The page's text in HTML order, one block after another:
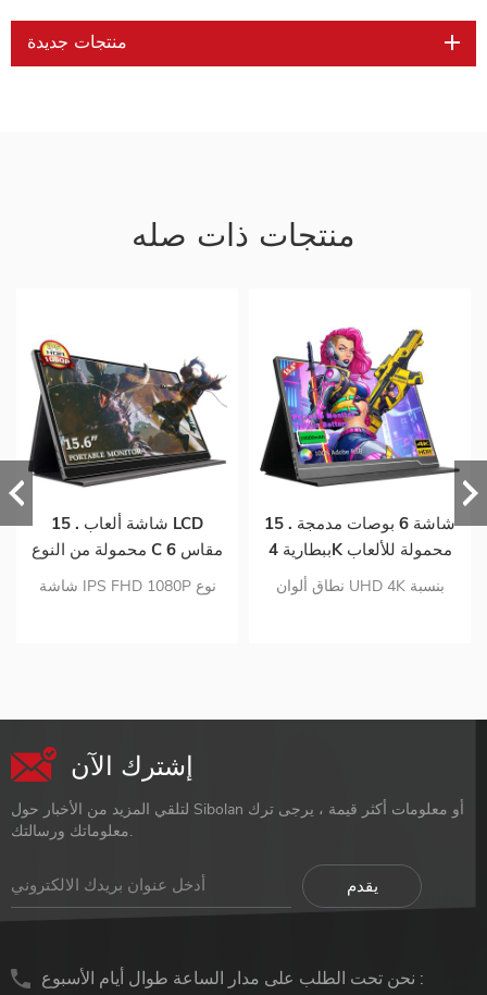
منتجات جديدة
منتجات ذات صله
15 . شاشة ألعاب LCD
محمولة من النوع C مقاس 6
بوصات
شاشة IPS FHD 1080P نوع
الاستخدامات
15 . شاشة 6 بوصات مدمجة
ببطارية 4K محمولة للألعاب
نطاق ألوان UHD 4K بنسبة
غطاء واقي شاشة ذكي
إشترك الآن
لتلقي المزيد من الأخبار حول Sibolan أو معلومات أكثر قيمة ، يرجى ترك
معلوماتك ورسالتك.
نحن تحت الطلب على مدار الساعة طوال أيام الأسبوع :